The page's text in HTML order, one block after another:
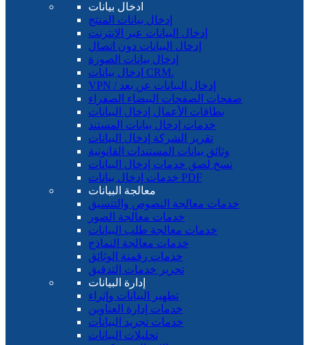
ادخال بيانات
إدخال بيانات المنتج
إدخال البيانات عبر الإنترنت
إدخال البيانات دون اتصال
إدخال بيانات الصورة
إدخال بيانات CRM.
VPN / إدخال البيانات عن بعد
صفحات الصفحات البيضاء الصفراء
بطاقات الأعمال إدخال البيانات
خدمات إدخال بيانات المستند
تقرير الشركة إدخال البيانات
وثائق بيانات المستندات القانونية
نسخ لصق خدمات إدخال البيانات
خدمات إدخال بيانات PDF
معالجة البيانات
خدمات معالجة النصوص والتنسيق
خدمات معالجة الصور
خدمات معالجة طلب البيانات
خدمات معالجة النماذج
خدمات رقمنة الوثائق
تحرير خدمات التدقيق
إدارة البيانات
تطهير البيانات وإثراء
خدمات إدارة العناوين
خدمات تجريد البيانات
تحليلات البيانات